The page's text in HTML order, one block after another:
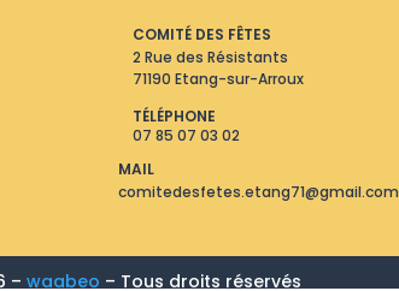
COMITÉ DES FÊTES
2 Rue des Résistants
71190 Etang-sur-Arroux
TÉLÉPHONE
07 85 07 03 02
MAIL
comitedesfetes.etang71@gmail.com
– waabeo – Tous droits réservés